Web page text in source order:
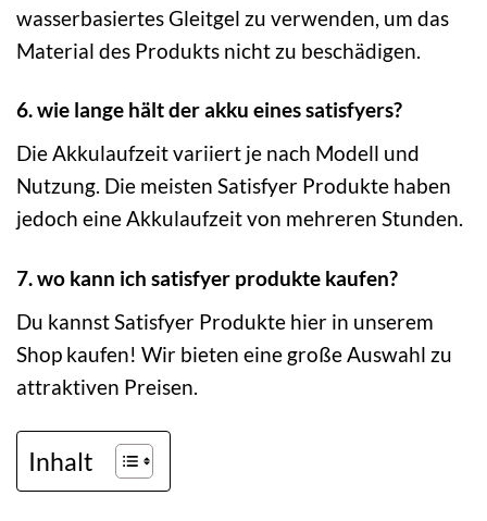
wasserbasiertes Gleitgel zu verwenden, um das
Material des Produkts nicht zu beschädigen.
6. wie lange hält der akku eines satisfyers?
Die Akkulaufzeit variiert je nach Modell und
Nutzung. Die meisten Satisfyer Produkte haben
jedoch eine Akkulaufzeit von mehreren Stunden.
7. wo kann ich satisfyer produkte kaufen?
Du kannst Satisfyer Produkte hier in unserem
Shop kaufen! Wir bieten eine große Auswahl zu
attraktiven Preisen.
Inhalt